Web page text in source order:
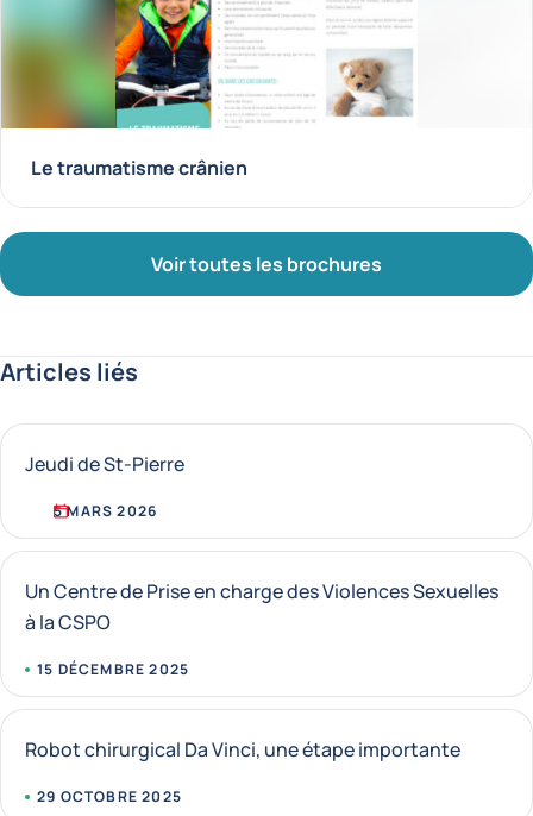
Le traumatisme crânien
Voir toutes les brochures
Articles liés
Jeudi de St-Pierre
5 MARS 2026
Un Centre de Prise en charge des Violences Sexuelles
à la CSPO
15 DÉCEMBRE 2025
Robot chirurgical Da Vinci, une étape importante
29 OCTOBRE 2025